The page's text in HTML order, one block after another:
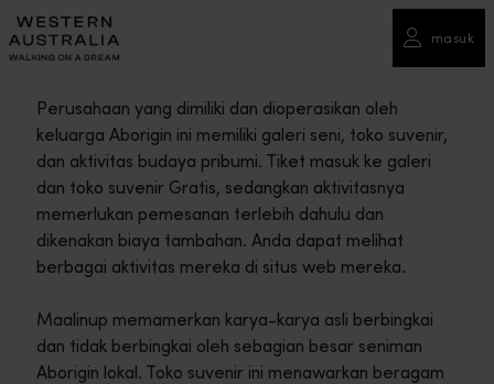
masuk
Perusahaan yang dimiliki dan dioperasikan oleh
keluarga Aborigin ini memiliki galeri seni, toko suvenir,
dan aktivitas budaya pribumi. Tiket masuk ke galeri
dan toko suvenir Gratis, sedangkan aktivitasnya
memerlukan pemesanan terlebih dahulu dan
dikenakan biaya tambahan. Anda dapat melihat
berbagai aktivitas mereka di situs web mereka.
Maalinup memamerkan karya-karya asli berbingkai
dan tidak berbingkai oleh sebagian besar seniman
Aborigin lokal. Toko suvenir ini menawarkan beragam